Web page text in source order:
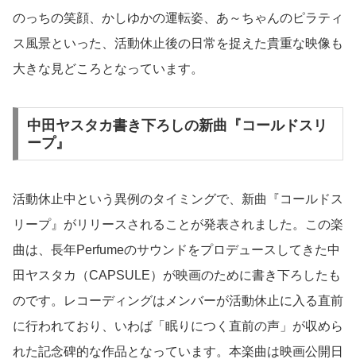
のっちの笑顔、かしゆかの運転姿、あ～ちゃんのピラティ
ス風景といった、活動休止後の日常を捉えた貴重な映像も
大きな見どころとなっています。
中田ヤスタカ書き下ろしの新曲『コールドスリ
ープ』
活動休止中という異例のタイミングで、新曲『コールドス
リープ』がリリースされることが発表されました。この楽
曲は、長年Perfumeのサウンドをプロデュースしてきた中
田ヤスタカ（CAPSULE）が映画のために書き下ろしたも
のです。レコーディングはメンバーが活動休止に入る直前
に行われており、いわば「眠りにつく直前の声」が収めら
れた記念碑的な作品となっています。本楽曲は映画公開日